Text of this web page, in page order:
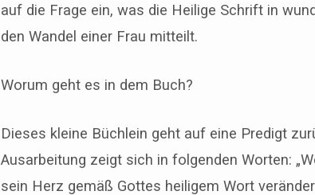
auf die Frage ein, was die Heilige Schrift in
den Wandel einer Frau mitteilt.
Worum geht es in dem Buch?
Dieses kleine Büchlein geht auf eine Predigt
Ausarbeitung zeigt sich in folgenden Worten:
sein Herz gemäß Gottes heiligem Wort